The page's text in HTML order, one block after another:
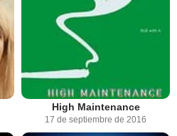
High Maintenance
17 de septiembre de 2016